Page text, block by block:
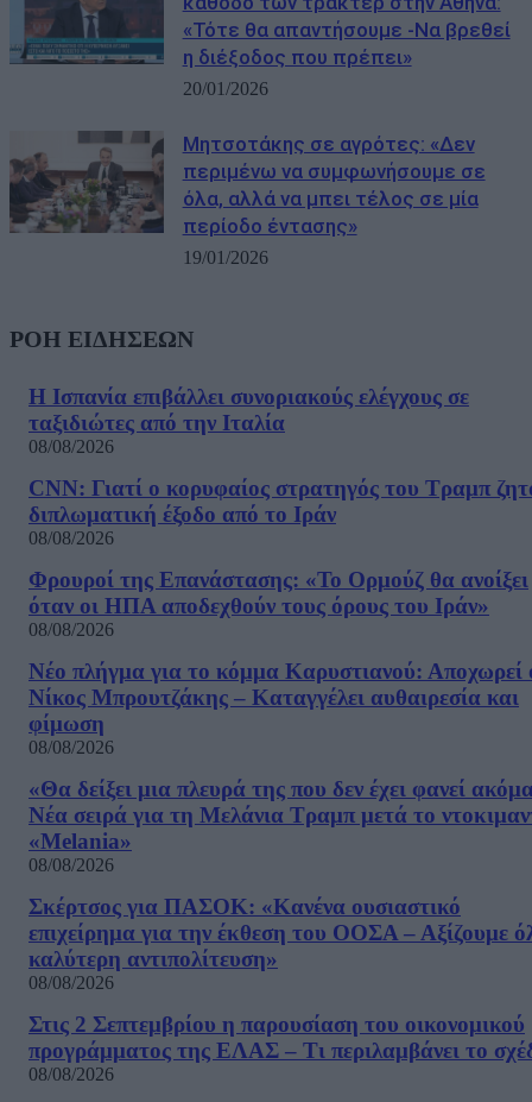
«Τότε θα απαντήσουμε -Να βρεθεί
η διέξοδος που πρέπει»
20/01/2026
Μητσοτάκης σε αγρότες: «Δεν
περιμένω να συμφωνήσουμε σε
όλα, αλλά να μπει τέλος σε μία
περίοδο έντασης»
19/01/2026
ΡΟΗ ΕΙΔΗΣΕΩΝ
Η Ισπανία επιβάλλει συνοριακούς ελέγχους σε
ταξιδιώτες από την Ιταλία
08/08/2026
CNN: Γιατί ο κορυφαίος στρατηγός του Τραμπ
διπλωματική έξοδο από το Ιράν
08/08/2026
Φρουροί της Επανάστασης: «Το Ορμούζ θα ανοίξει
όταν οι ΗΠΑ αποδεχθούν τους όρους του Ιράν»
08/08/2026
Νέο πλήγμα για το κόμμα Καρυστιανού: Αποχωρεί
Νίκος Μπρουτζάκης – Καταγγέλει αυθαιρεσία και
φίμωση
08/08/2026
«Θα δείξει μια πλευρά της που δεν έχει φανεί
Νέα σειρά για τη Μελάνια Τραμπ μετά το
«Melania»
08/08/2026
Σκέρτσος για ΠΑΣΟΚ: «Κανένα ουσιαστικό
επιχείρημα για την έκθεση του ΟΟΣΑ – Αξίζουμε
καλύτερη αντιπολίτευση»
08/08/2026
Στις 2 Σεπτεμβρίου η παρουσίαση του οικονομικού
προγράμματος της ΕΛΑΣ – Τι περιλαμβάνει το
08/08/2026